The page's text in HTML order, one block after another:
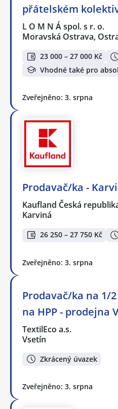
přátelském
L O M N Á spol. s r. o.
Moravská Ostrava,
23 000 – 27 000 Kč
Vhodné také pro
Zveřejněno: 3. srpna
Prodavač/ka -
Kaufland Česká
Karviná
26 250 – 27 750 Kč
Zveřejněno: 3. srpna
Prodavač/ka na 1/
na HPP - prodejna
TextilEco a.s.
Vsetín
Zkrácený úvazek
Zveřejněno: 3. srpna